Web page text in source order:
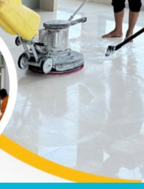
ลมบัวนครปฐม
ไลน์ WCS1